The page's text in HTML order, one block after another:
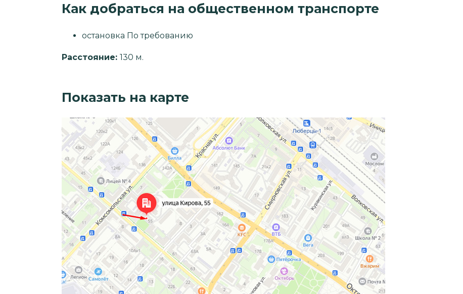
Как добраться на общественном транспорте
остановка По требованию
Расстояние: 130 м.
Показать на карте